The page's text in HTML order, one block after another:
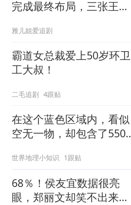
完成最终布局，三张王牌
雅儿姐爱追剧
霸道女总裁爱上50岁环卫
工大叔！
二毛追剧 4跟贴
在这个蓝色区域内，看似
空无一物，却包含了5500
世界地理小知识 1跟贴
68％！侯友宜数据很亮
眼，郑丽文却笑不出来